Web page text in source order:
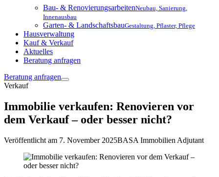
Bau- & RenovierungsarbeitenNeubau, Sanierung,
Innenausbau
Garten- & LandschaftsbauGestaltung, Pflaster, Pflege
Hausverwaltung
Kauf & Verkauf
Aktuelles
Beratung anfragen
Beratung anfragen
Verkauf
Immobilie verkaufen: Renovieren vor
dem Verkauf – oder besser nicht?
Veröffentlicht am 7. November 2025BASA Immobilien Adjutant